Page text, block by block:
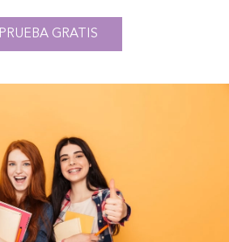
PRUEBA GRATIS